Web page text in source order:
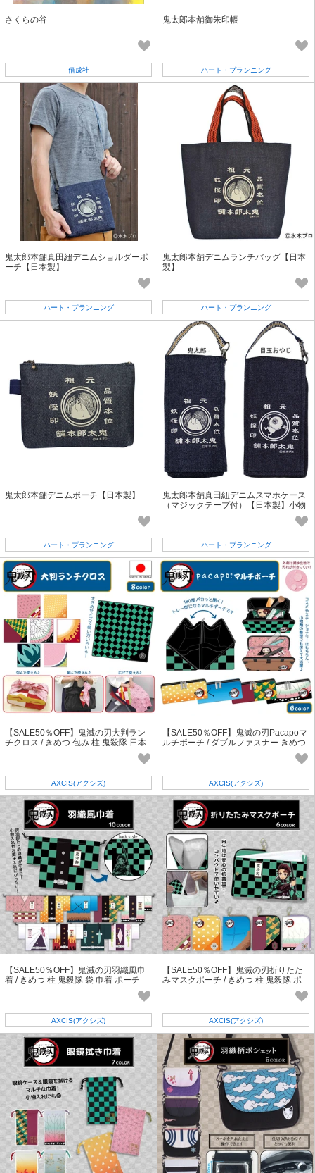
さくらの谷
偕成社
鬼太郎本舗御朱印帳
ハート・プランニング
鬼太郎本舗真田紐デニムショルダーポ
ーチ【日本製】
ハート・プランニング
鬼太郎本舗デニムランチバッグ【日本
製】
ハート・プランニング
鬼太郎本舗デニムポーチ【日本製】
ハート・プランニング
鬼太郎本舗真田紐デニムスマホケース
（マジックテープ付）【日本製】小物
ハート・プランニング
【SALE50％OFF】鬼滅の刃大判ラン
チクロス / きめつ 包み 柱 鬼殺隊 日本
AXCIS(アクシズ)
【SALE50％OFF】鬼滅の刃Pacapoマ
ルチポーチ / ダブルファスナー きめつ
AXCIS(アクシズ)
【SALE50％OFF】鬼滅の刃羽織風巾
着 / きめつ 柱 鬼殺隊 袋 巾着 ポーチ
AXCIS(アクシズ)
【SALE50％OFF】鬼滅の刃折りたた
みマスクポーチ / きめつ 柱 鬼殺隊 ポ
AXCIS(アクシズ)